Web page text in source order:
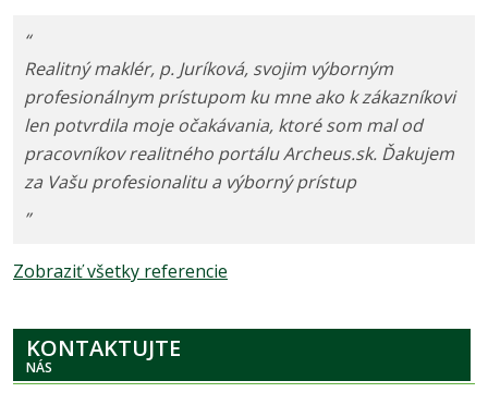
“
Realitný maklér, p. Juríková, svojim výborným
profesionálnym prístupom ku mne ako k zákazníkovi
len potvrdila moje očakávania, ktoré som mal od
pracovníkov realitného portálu Archeus.sk. Ďakujem
za Vašu profesionalitu a výborný prístup
”
Zobraziť všetky referencie
KONTAKTUJTE
NÁS